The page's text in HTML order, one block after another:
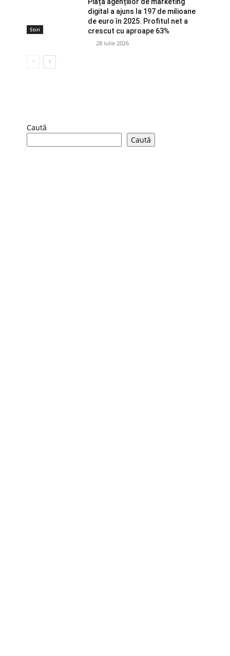
Stiri
digital a ajuns la 197 de milioane
de euro în 2025. Profitul net a
crescut cu aproape 63%
28 iulie 2026
Caută
Caută